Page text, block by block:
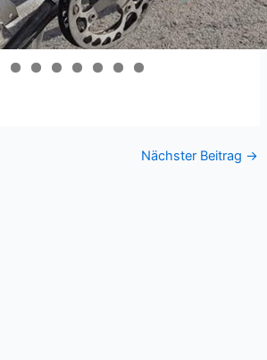
Nächster Beitrag →